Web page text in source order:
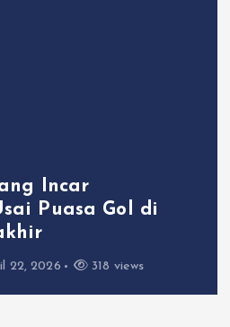
Incar
Puasa Gol di
22, 2026 318 views